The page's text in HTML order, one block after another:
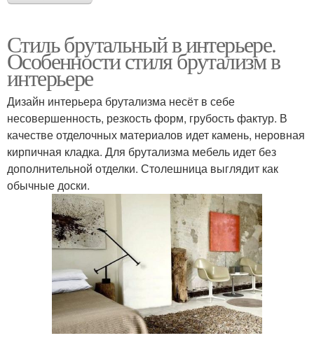
Стиль брутальный в интерьере.
Особенности стиля брутализм в
интерьере
Дизайн интерьера брутализма несёт в себе
несовершенность, резкость форм, грубость фактур. В
качестве отделочных материалов идет камень, неровная
кирпичная кладка. Для брутализма мебель идет без
дополнительной отделки. Столешница выглядит как
обычные доски.